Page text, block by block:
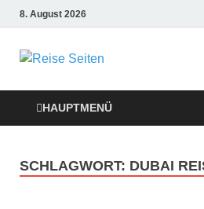
8. August 2026
Die
für
HAUPTMENÜ
SCHLAGWORT: DUBAI